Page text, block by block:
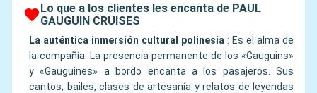
Lo que a los clientes les encanta de PAUL
GAUGUIN CRUISES
La auténtica inmersión cultural polinesia : Es el alma de
la compañía. La presencia permanente de los «Gauguins»
y «Gauguines» a bordo encanta a los pasajeros. Sus
cantos, bailes, clases de artesanía y relatos de leyendas